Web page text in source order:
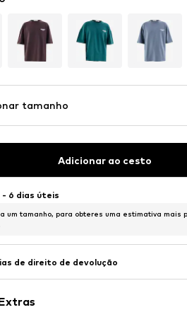
tamanho
Adicionar ao cesto
- 6 dias úteis
um tamanho, para obteres uma estimativa mais
de direito de devolução